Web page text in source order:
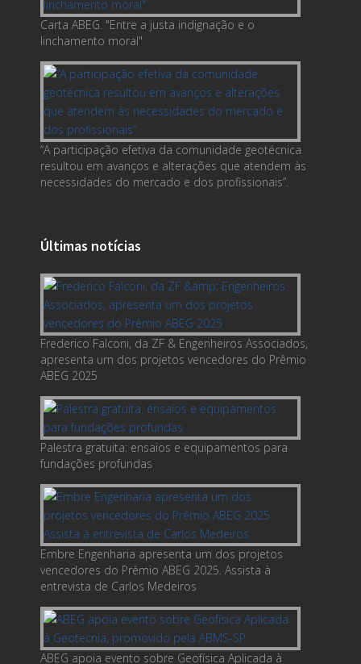
Carta ABEG. "Entre a justa indignação e o
linchamento moral"
“A participação efetiva da comunidade geotécnica
resultou em avanços e alterações que atendem às
necessidades do mercado e dos profissionais”.
Últimas notícias
Frederico Falconi, da ZF & Engenheiros Associados,
apresenta um dos projetos vencedores do Prêmio
ABEG 2025
Palestra gratuita: ensaios e equipamentos para
fundações profundas
Embre Engenharia apresenta um dos projetos
vencedores do Prêmio ABEG 2025. Assista à
entrevista de Carlos Medeiros
ABEG apoia evento sobre Geofísica Aplicada à